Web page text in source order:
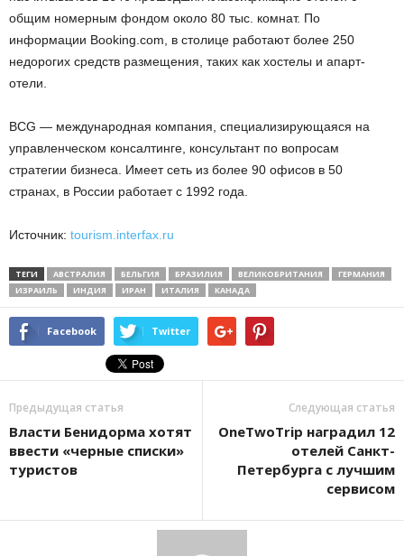
общим номерным фондом около 80 тыс. комнат. По
информации Booking.com, в столице работают более 250
недорогих средств размещения, таких как хостелы и апарт-
отели.
BCG — международная компания, специализирующаяся на
управленческом консалтинге, консультант по вопросам
стратегии бизнеса. Имеет сеть из более 90 офисов в 50
странах, в России работает с 1992 года.
Источник: tourism.interfax.ru
ТЕГИ АВСТРАЛИЯ БЕЛЬГИЯ БРАЗИЛИЯ ВЕЛИКОБРИТАНИЯ
ГЕРМАНИЯ
ИЗРАИЛЬ
ИНДИЯ ИРАН ИТАЛИЯ КАНАДА
Facebook Twitter
Предыдущая статья
Власти Бенидорма хотят
ввести «черные списки»
туристов
Следующая статья
OneTwoTrip наградил 12
отелей Санкт-
Петербурга с лучшим
сервисом